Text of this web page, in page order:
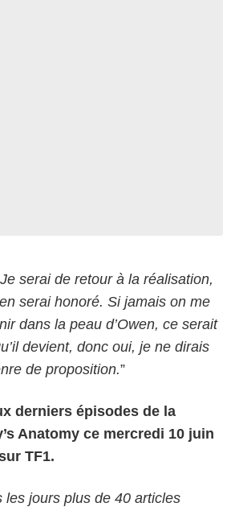
serai de retour à la réalisation,
serai honoré. Si jamais on me
dans la peau d’Owen, ce serait
devient, donc oui, je ne dirais
de proposition.”
derniers épisodes de la
Anatomy ce mercredi 10 juin
TF1.
les jours plus de 40 articles